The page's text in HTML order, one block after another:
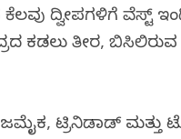
ದ್ವೀಪಗಳಿಗೆ ವೆಸ್ಟ್
ತೀರ, ಬಿಸಿಲಿರುವ
ಟ್ರಿನಿಡಾಡ್